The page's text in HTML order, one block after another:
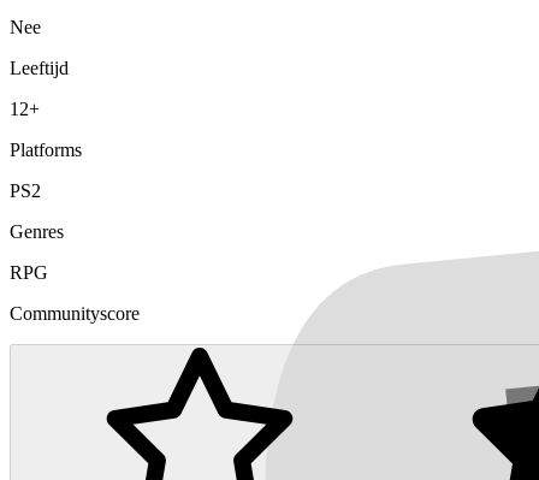
Nee
Leeftijd
12+
Platforms
PS2
Genres
RPG
Communityscore